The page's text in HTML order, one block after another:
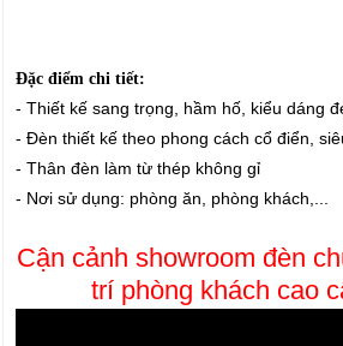
Đặc điểm chi tiết:
- Thiết kế sang trọng, hầm hố, kiểu dáng
- Đèn thiết kế theo phong cách cổ điển,
- Thân đèn làm từ thép không gỉ
- Nơi sử dụng: phòng ăn, phòng khách,...
Cận cảnh showroom đèn
trí phòng khách cao